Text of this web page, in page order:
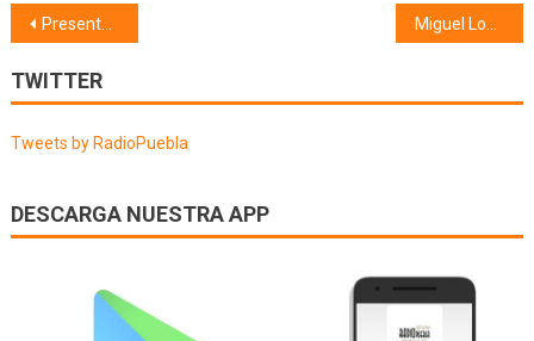
Navegación
de
entradas
Presentación del Festival Celestina (18/08/22) #24Celestina Miguel Losana (22/08/22)
TWITTER
Tweets by RadioPuebla
DESCARGA NUESTRA APP